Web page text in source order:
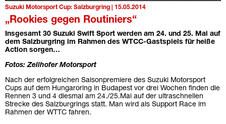
Suzuki Motorsport Cup: Salzburgring | 15.05.2014
„Rookies gegen Routiniers“
Insgesamt 30 Suzuki Swift Sport werden am 24. und 25. Mai auf
dem Salzburgring im Rahmen des WTCC-Gastspiels für heiße
Action sorgen…
Fotos: Zellhofer Motorsport
Nach der erfolgreichen Saisonpremiere des Suzuki Motorsport
Cups auf dem Hungaroring in Budapest vor drei Wochen finden die
Rennen 3 und 4 diesmal am 24./25.Mai auf der ultraschnellen
Strecke des Salzburgrings statt. Man wird als Support Race im
Rahmen der WTTC fahren.